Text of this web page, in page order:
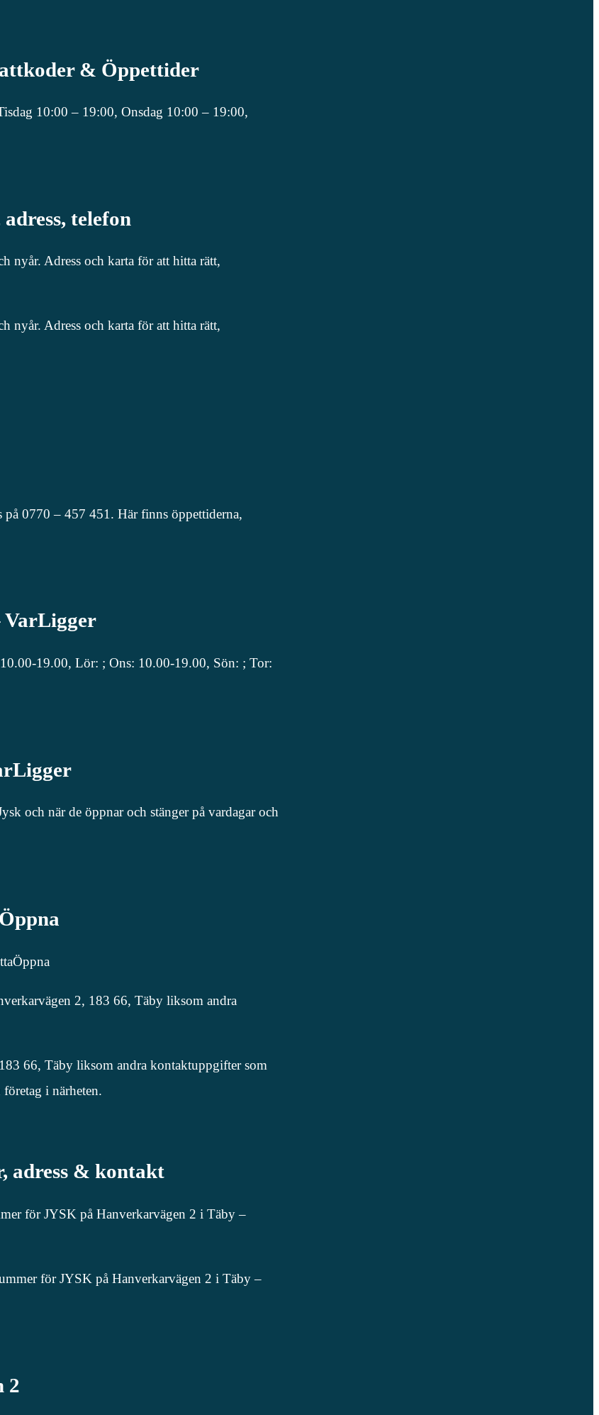
& Öppettider
10:00 – 19:00, Onsdag 10:00 – 19:00,
telefon
nyår. Adress och karta för att hitta rätt,
nyår. Adress och karta för att hitta rätt,
på 0770 – 457 451. Här finns öppettiderna,
VarLigger
19.00, Lör: ; Ons: 10.00-19.00, Sön: ; Tor:
och när de öppnar och stänger på vardagar och
2, 183 66, Täby liksom andra
66, Täby liksom andra kontaktuppgifter som
i närheten.
adress & kontakt
för JYSK på Hanverkarvägen 2 i Täby –
för JYSK på Hanverkarvägen 2 i Täby –
2